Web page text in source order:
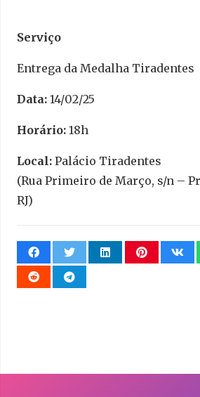
Serviço
Entrega da Medalha Tiradentes
Data: 14/02/25
Horário: 18h
Local: Palácio Tiradentes
(Rua Primeiro de Março, s/n –
RJ)